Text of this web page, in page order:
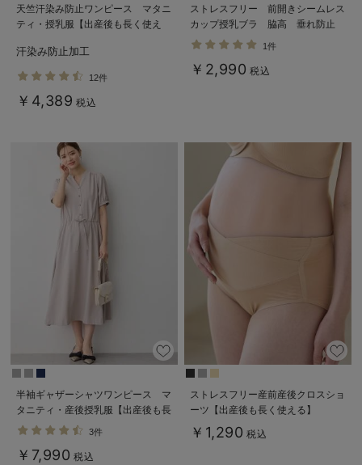
天竺汗染み防止ワンピース マタニ
ティ・授乳服【出産後も長く使え
汗染み防止加工
12件
￥4,389 税込
ストレスフリー 前開きシームレス
カップ授乳ブラ 脇高 垂れ防止
｜ マタニティ・授乳ブラ脇高
1件
￥2,990 税込
半袖ギャザーシャツワンピース マ
タニティ・産後授乳服【出産後も長
く使える】
3件
￥7,990 税込
ストレスフリー産前産後クロスショ
ーツ【出産後も長く使える】
￥1,290 税込